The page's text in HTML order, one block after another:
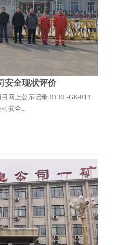
安全现状评价
网上公示记录 BTHL-GK-013
安全...